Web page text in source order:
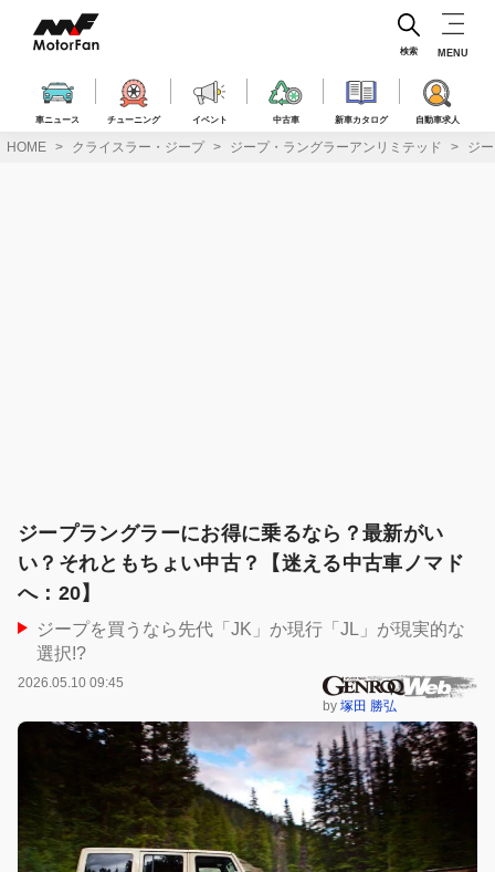
ス
車ニュース チューニング イベント 中古車 新車カタログ 自動車求人
検索 MENU
HOME クライスラー・ジープ ジープ・ラングラーアンリミテッド ジ
ジープラングラーにお得に乗るなら？最新がい
い？それともちょい中古？【迷える中古車ノマド
へ：20】
ジープを買うなら先代「JK」か現行「JL」が現実的な
選択!?
2026.05.10 09:45
by 塚田 勝弘